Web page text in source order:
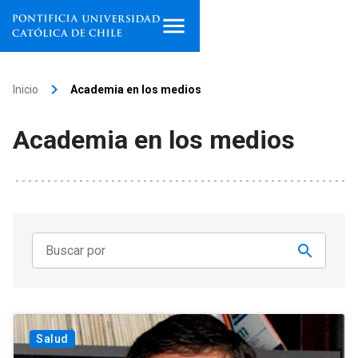
Facultades, escuelas e
Internacionalización
Vinculación
Inicio keyboard_arrow_right Academia en los medios
Academia en los medios
Salud